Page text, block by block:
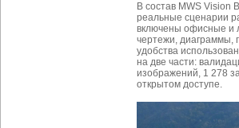
В состав MWS
реальные сценарии
включены офисные и
чертежи, диаграммы,
удобства
на две части:
изображений, 1 278
открытом доступе.